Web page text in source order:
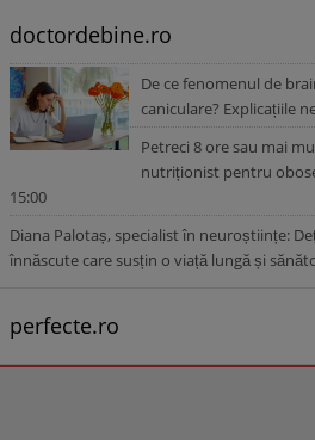
doctordebine.ro
De ce fenomenul de
caniculare? Explicațiile
Petreci 8 ore sau mai
nutriționist pentru
15:00
Diana Palotaș, specialist în neuroștiințe:
înnăscute care susțin o viață lungă și
perfecte.ro